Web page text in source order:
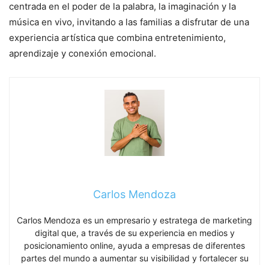
centrada en el poder de la palabra, la imaginación y la
música en vivo, invitando a las familias a disfrutar de una
experiencia artística que combina entretenimiento,
aprendizaje y conexión emocional.
Carlos Mendoza
Carlos Mendoza es un empresario y estratega de marketing
digital que, a través de su experiencia en medios y
posicionamiento online, ayuda a empresas de diferentes
partes del mundo a aumentar su visibilidad y fortalecer su